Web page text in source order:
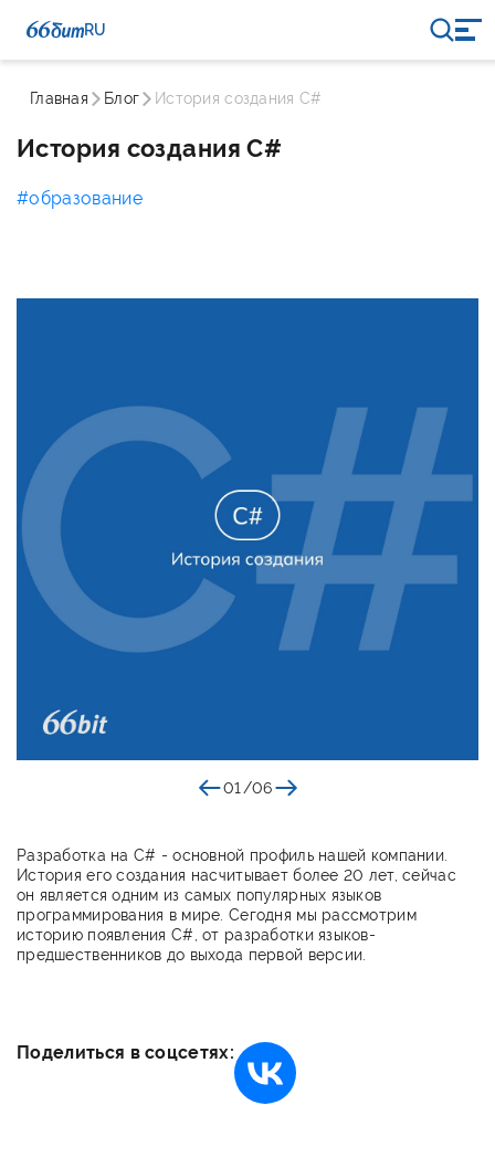
RU
Главная Блог История создания C#
История создания C#
#образование
01 /06
Разработка на C# - основной профиль нашей компании.
История его создания насчитывает более 20 лет, сейчас
он является одним из самых популярных языков
программирования в мире. Сегодня мы рассмотрим
историю появления C#, от разработки языков-
предшественников до выхода первой версии.
Поделиться в соцсетях: